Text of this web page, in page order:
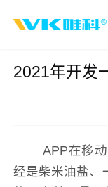
2021年开发
APP在移动
经是柴米油盐、